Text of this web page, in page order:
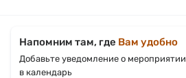
Напомним там, где Вам удобно
Добавьте уведомление о мероприятии
в календарь